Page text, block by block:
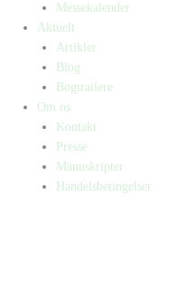
Messekalender
Aktuelt
Artikler
Blog
Bogtrailere
Om os
Kontakt
Presse
Manuskripter
Handelsbetingelser